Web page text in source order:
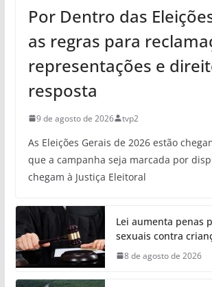
Por Dentro das
as regras para
representações e
resposta
9 de agosto de 2026 tvp2
As Eleições Gerais de 2026 estão
que a campanha seja marcada por
chegam à Justiça Eleitoral
Lei aumenta penas
sexuais contra
8 de agosto de 2026